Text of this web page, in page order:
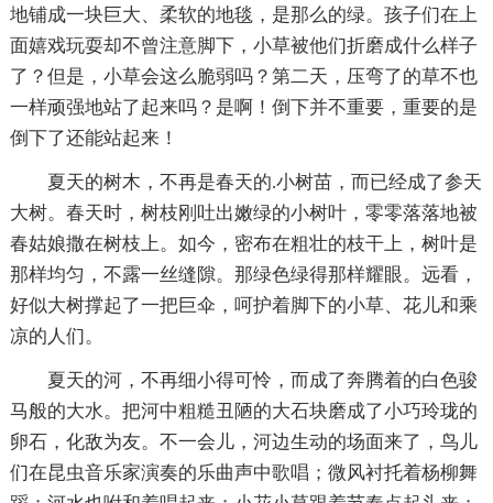
地铺成一块巨大、柔软的地毯，是那么的绿。孩子们在上
面嬉戏玩耍却不曾注意脚下，小草被他们折磨成什么样子
了？但是，小草会这么脆弱吗？第二天，压弯了的草不也
一样顽强地站了起来吗？是啊！倒下并不重要，重要的是
倒下了还能站起来！
夏天的树木，不再是春天的.小树苗，而已经成了参天
大树。春天时，树枝刚吐出嫩绿的小树叶，零零落落地被
春姑娘撒在树枝上。如今，密布在粗壮的枝干上，树叶是
那样均匀，不露一丝缝隙。那绿色绿得那样耀眼。远看，
好似大树撑起了一把巨伞，呵护着脚下的小草、花儿和乘
凉的人们。
夏天的河，不再细小得可怜，而成了奔腾着的白色骏
马般的大水。把河中粗糙丑陋的大石块磨成了小巧玲珑的
卵石，化敌为友。不一会儿，河边生动的场面来了，鸟儿
们在昆虫音乐家演奏的乐曲声中歌唱；微风衬托着杨柳舞